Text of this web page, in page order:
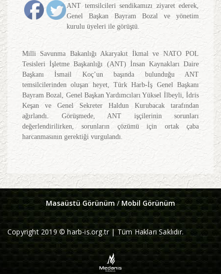
ANT temsilcileri sendikamızı ziyaret ederek,
Genel Başkan Bayram Bozal ve yönetim
kurulu üyeleri ile görüştü.
Milli Savunma Bakanlığı Akaryakıt İkmal ve NATO POL
Tesisleri İşletme Başkanlığı (ANT) İnsan Kaynakları Daire
Başkanı İsmail Koç’un başında bulunduğu ANT
temsilcilerinden oluşan heyet, Türk Harb-İş Genel Başkanı
Bayram Bozal, Genel Başkan Yardımcıları Yüksel İlbeyli, İdris
Keşan ve Genel Sekreter Haldun Kurubacak tarafından
ağırlandı. Görüşmede, ANT işçilerinin sorunları
değerlendirilirken, sorunların çözümü için ortak çaba
harcanmasının gerektiği vurgulandı.
Masaüstü Görünüm/ Mobil Görünüm
Copyright 2019 © harb-is.org.tr | Tüm Hakları Saklıdır.